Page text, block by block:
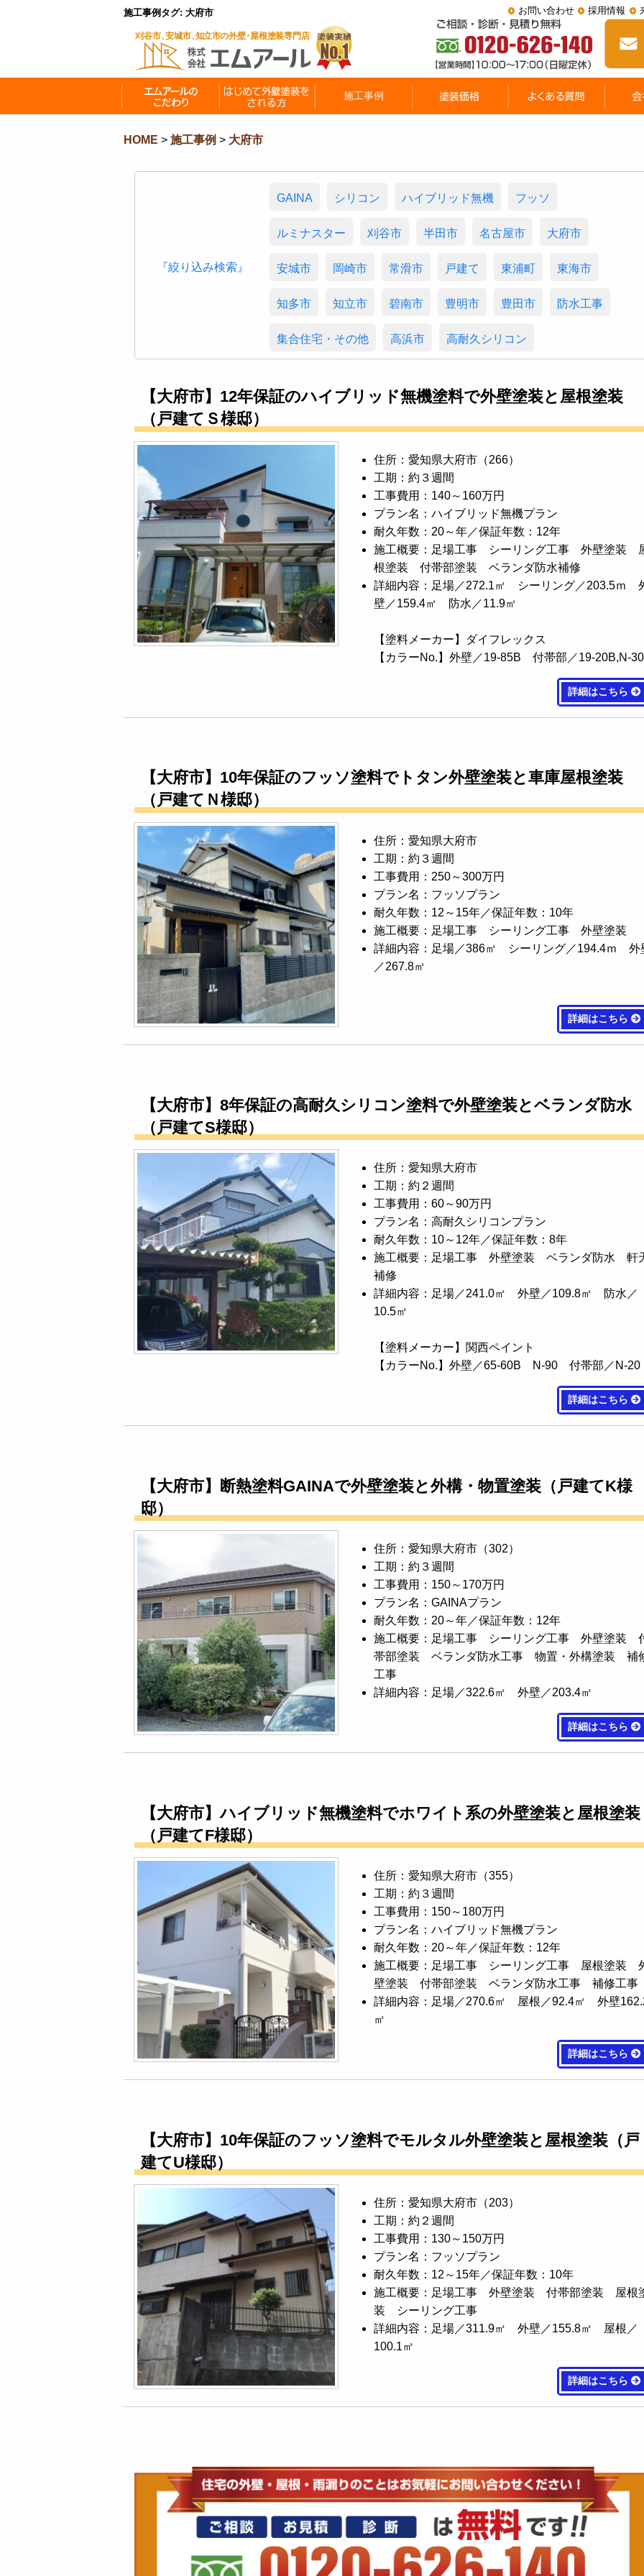
施工事例タグ: 大府市 お問い合わせ 採用情報
HOME > 施工事例 > 大府市
『絞り込み検索』
GAINA シリコン ハイブリッド無機 フッソ
ルミナスター 刈谷市 半田市 名古屋市 大府市
安城市 岡崎市 常滑市 戸建て 東浦町 東海市
知多市 知立市 碧南市 豊明市 豊田市 防水工事
集合住宅・その他 高浜市 高耐久シリコン
【大府市】12年保証のハイブリッド無機塗料で外壁塗装と屋根塗装
（戸建てＳ様邸）
住所：愛知県大府市（266）
工期：約３週間
工事費用：140～160万円
プラン名：ハイブリッド無機プラン
耐久年数：20～年／保証年数：12年
施工概要：足場工事 シーリング工事 外壁塗装
根塗装 付帯部塗装 ベランダ防水補修
詳細内容：足場／272.1㎡ シーリング／203.5ｍ
壁／159.4㎡ 防水／11.9㎡
【塗料メーカー】ダイフレックス
【カラーNo.】外壁／19-85B 付帯部／19-20B,N-30
詳細はこちら
【大府市】10年保証のフッソ塗料でトタン外壁塗装と車庫屋根塗装
（戸建てＮ様邸）
住所：愛知県大府市
工期：約３週間
工事費用：250～300万円
プラン名：フッソプラン
耐久年数：12～15年／保証年数：10年
施工概要：足場工事 シーリング工事 外壁塗装
詳細内容：足場／386㎡ シーリング／194.4ｍ 外
／267.8㎡
詳細はこちら
【大府市】8年保証の高耐久シリコン塗料で外壁塗装とベランダ防水
（戸建てS様邸）
住所：愛知県大府市
工期：約２週間
工事費用：60～90万円
プラン名：高耐久シリコンプラン
耐久年数：10～12年／保証年数：8年
施工概要：足場工事 外壁塗装 ベランダ防水 軒
補修
詳細内容：足場／241.0㎡ 外壁／109.8㎡ 防水／
10.5㎡
【塗料メーカー】関西ペイント
【カラーNo.】外壁／65-60B N-90 付帯部／N-20
詳細はこちら
【大府市】断熱塗料GAINAで外壁塗装と外構・物置塗装（戸建てK様
邸）
住所：愛知県大府市（302）
工期：約３週間
工事費用：150～170万円
プラン名：GAINAプラン
耐久年数：20～年／保証年数：12年
施工概要：足場工事 シーリング工事 外壁塗装
帯部塗装 ベランダ防水工事 物置・外構塗装 補
工事
詳細内容：足場／322.6㎡ 外壁／203.4㎡
詳細はこちら
【大府市】ハイブリッド無機塗料でホワイト系の外壁塗装と屋根塗装
（戸建てF様邸）
住所：愛知県大府市（355）
工期：約３週間
工事費用：150～180万円
プラン名：ハイブリッド無機プラン
耐久年数：20～年／保証年数：12年
施工概要：足場工事 シーリング工事 屋根塗装
壁塗装 付帯部塗装 ベランダ防水工事 補修工事
詳細内容：足場／270.6㎡ 屋根／92.4㎡ 外壁
㎡
詳細はこちら
【大府市】10年保証のフッソ塗料でモルタル外壁塗装と屋根塗装（戸
建てU様邸）
住所：愛知県大府市（203）
工期：約２週間
工事費用：130～150万円
プラン名：フッソプラン
耐久年数：12～15年／保証年数：10年
施工概要：足場工事 外壁塗装 付帯部塗装 屋根
装 シーリング工事
詳細内容：足場／311.9㎡ 外壁／155.8㎡ 屋根／
100.1㎡
詳細はこちら